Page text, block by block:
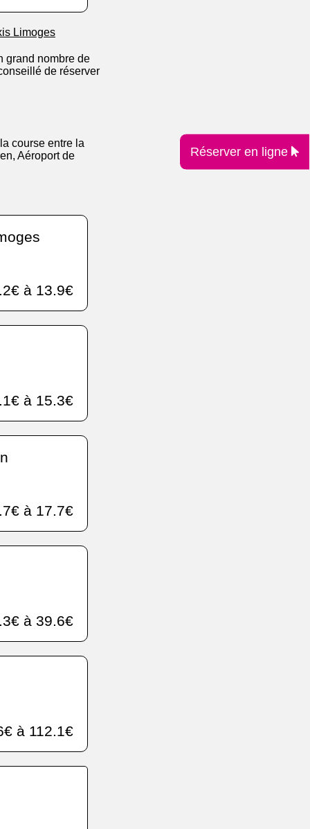
Limoges
grand nombre de
de réserver
course entre la
Aéroport de
à 13.9€
à 15.3€
à 17.7€
à 39.6€
à 112.1€
Réserver en ligne